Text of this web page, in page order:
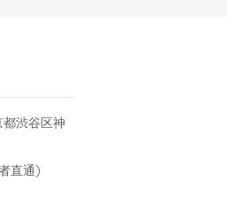
渋谷区神
直通)